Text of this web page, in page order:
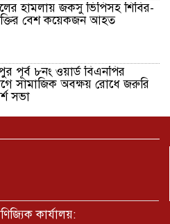
হামলায় জকসু ভিপিসহ শিবির-
বেশ কয়েকজন আহত
পূর্ব ৮নং ওয়ার্ড বিএনপির
সামাজিক অবক্ষয় রোধে জরুরি
সভা
পদ্মা পারে আনন্দ ভ্রমণ –
পারভীন
কার্যালয়: